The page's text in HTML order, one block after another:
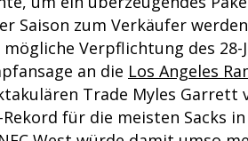
Saison zum Verkäufer
mögliche Verpflichtung des
an die Los Angeles
Trade Myles
Rekord für die meisten Sacks